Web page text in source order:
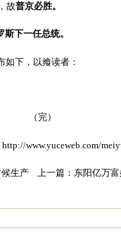
故普京必胜。
下一任总统。
如下，以飨读者：
（完）
http://www.yuceweb.com/
生产 上一篇： 东阳亿万